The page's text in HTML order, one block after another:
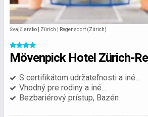
Švajčiarsko | Zürich | Regensdorf (Zürich)
Mövenpick Hotel Zürich-
S certifikátom udržateľnosti a iné...
Vhodný pre rodiny a iné...
Bezbariérový prístup, Bazén